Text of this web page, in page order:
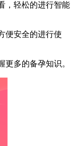
，轻松的进行智能
便安全的进行使
更多的备孕知识。